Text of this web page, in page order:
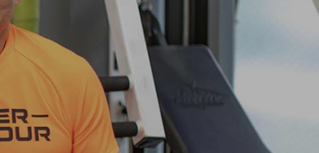
商品動画
PRODUCT MOVIE